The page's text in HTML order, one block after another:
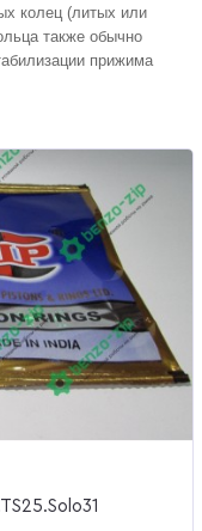
колец (литых или
также обычно
прижима